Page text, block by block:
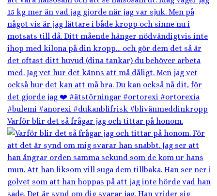
Varför blir det så frågar jag och tittar på honom.